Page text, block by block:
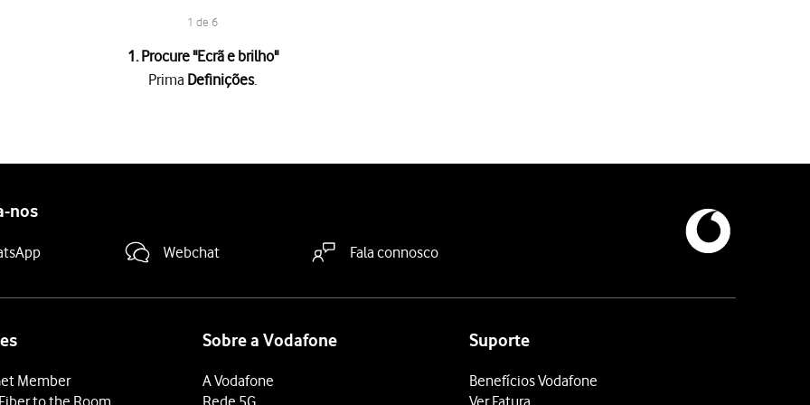
1 de 6
1. Procure "Ecrã e brilho"
Prima Definições.
o dedo de baixo para cima
nos
Webchat Fala connosco
Member
to the Room
Sobre a Vodafone
A Vodafone
Rede 5G
Suporte
Benefícios Vodafone
Ver Fatura